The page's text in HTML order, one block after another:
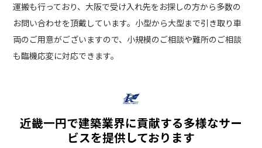
運搬も行っており、大阪で受け入れ先をお探しの方から多数の
お問い合わせを頂戴しています。小型から大型まで引き取り車
両のご用意がございますので、小規模のご相談や難所のご相談
も臨機応変に対応できます。
近畿一円で建築業界に貢献する多様なサー
ビスを提供しております